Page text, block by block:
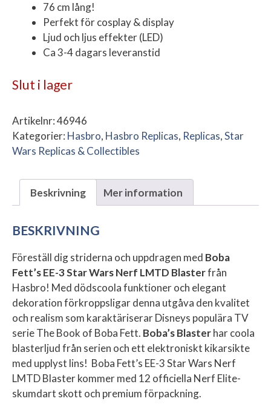
76 cm lång!
Perfekt för cosplay & display
Ljud och ljus effekter (LED)
Ca 3-4 dagars leveranstid
Slut i lager
Artikelnr:46946
Kategorier: Hasbro, Hasbro Replicas, Replicas,Star
Wars Replicas & Collectibles
Beskrivning Mer information
BESKRIVNING
Föreställ dig striderna och uppdragen med Boba
Fett’s EE-3 Star Wars Nerf LMTD Blasterfrån
Hasbro! Med dödscoola funktioner och elegant
dekoration förkroppsligar denna utgåva den kvalitet
och realism som karaktäriserar Disneys populära TV
serie The Book of Boba Fett. Boba’s Blasterhar coola
blasterljud från serien och ett elektroniskt kikarsikte
med upplyst lins! Boba Fett’s EE-3 Star Wars Nerf
LMTD Blaster kommer med 12 officiella Nerf Elite-
skumdart skott och premium förpackning.